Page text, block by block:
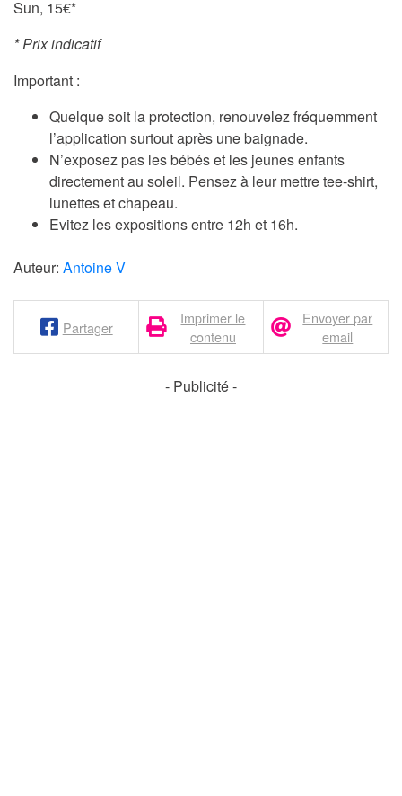
Sun, 15€*
* Prix indicatif
Important :
Quelque soit la protection, renouvelez fréquemment
l’application surtout après une baignade.
N’exposez pas les bébés et les jeunes enfants
directement au soleil. Pensez à leur mettre tee-shirt,
lunettes et chapeau.
Evitez les expositions entre 12h et 16h.
Auteur: Antoine V
Partager
Imprimer le
contenu
Envoyer par
email
- Publicité -